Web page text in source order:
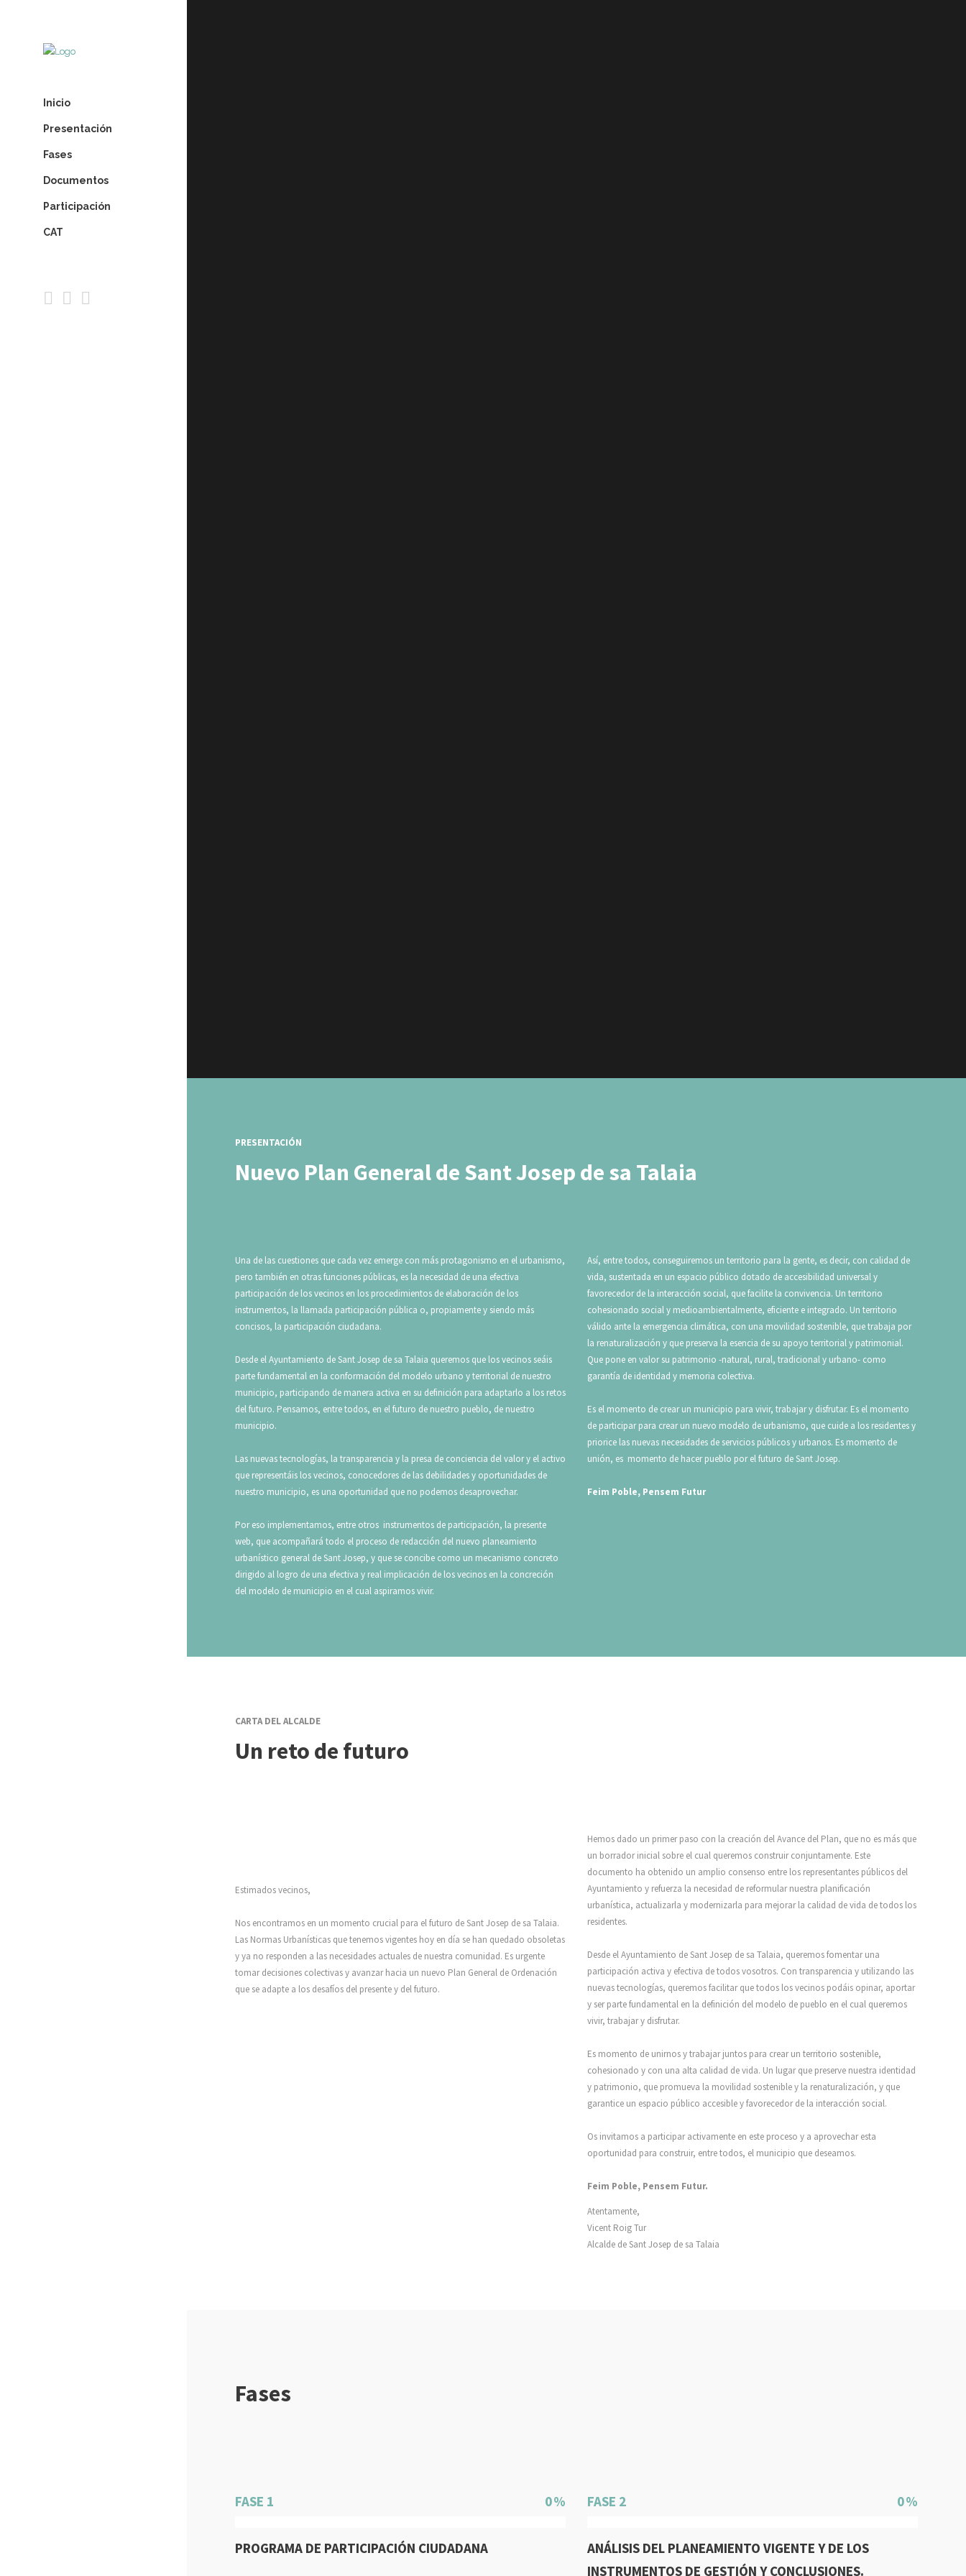
Inicio
Presentación
Fases
Documentos
Participación
CAT
PRESENTACIÓN
Nuevo Plan General de Sant Josep de sa Talaia
Una de las cuestiones que cada vez emerge con más protagonismo en el urbanismo,
pero también en otras funciones públicas, es la necesidad de una efectiva
participación de los vecinos en los procedimientos de elaboración de los
instrumentos, la llamada participación pública o, propiamente y siendo más
concisos, la participación ciudadana.
Desde el Ayuntamiento de Sant Josep de sa Talaia queremos que los vecinos seáis
parte fundamental en la conformación del modelo urbano y territorial de nuestro
municipio, participando de manera activa en su definición para adaptarlo a los retos
del futuro. Pensamos, entre todos, en el futuro de nuestro pueblo, de nuestro
municipio.
Las nuevas tecnologías, la transparencia y la presa de conciencia del valor y el activo
que representáis los vecinos, conocedores de las debilidades y oportunidades de
nuestro municipio, es una oportunidad que no podemos desaprovechar.
Por eso implementamos, entre otros instrumentos de participación, la presente
web, que acompañará todo el proceso de redacción del nuevo planeamiento
urbanístico general de Sant Josep, y que se concibe como un mecanismo concreto
dirigido al logro de una efectiva y real implicación de los vecinos en la concreción
del modelo de municipio en el cual aspiramos vivir.
Así, entre todos, conseguiremos un territorio para la gente, es decir, con calidad de
vida, sustentada en un espacio público dotado de accesibilidad universal y
favorecedor de la interacción social, que facilite la convivencia. Un territorio
cohesionado social y medioambientalmente, eficiente e integrado. Un territorio
válido ante la emergencia climática, con una movilidad sostenible, que trabaja por
la renaturalización y que preserva la esencia de su apoyo territorial y patrimonial.
Que pone en valor su patrimonio -natural, rural, tradicional y urbano- como
garantía de identidad y memoria colectiva.
Es el momento de crear un municipio para vivir, trabajar y disfrutar. Es el momento
de participar para crear un nuevo modelo de urbanismo, que cuide a los residentes y
priorice las nuevas necesidades de servicios públicos y urbanos. Es momento de
unión, es momento de hacer pueblo por el futuro de Sant Josep.
Feim Poble, Pensem Futur
CARTA DEL ALCALDE
Un reto de futuro
Estimados vecinos,
Nos encontramos en un momento crucial para el futuro de Sant Josep de sa Talaia.
Las Normas Urbanísticas que tenemos vigentes hoy en día se han quedado obsoletas
y ya no responden a las necesidades actuales de nuestra comunidad. Es urgente
tomar decisiones colectivas y avanzar hacia un nuevo Plan General de Ordenación
que se adapte a los desafíos del presente y del futuro.
Hemos dado un primer paso con la creación del Avance del Plan, que no es más que
un borrador inicial sobre el cual queremos construir conjuntamente. Este
documento ha obtenido un amplio consenso entre los representantes públicos del
Ayuntamiento y refuerza la necesidad de reformular nuestra planificación
urbanística, actualizarla y modernizarla para mejorar la calidad de vida de todos los
residentes.
Desde el Ayuntamiento de Sant Josep de sa Talaia, queremos fomentar una
participación activa y efectiva de todos vosotros. Con transparencia y utilizando las
nuevas tecnologías, queremos facilitar que todos los vecinos podáis opinar, aportar
y ser parte fundamental en la definición del modelo de pueblo en el cual queremos
vivir, trabajar y disfrutar.
Es momento de unirnos y trabajar juntos para crear un territorio sostenible,
cohesionado y con una alta calidad de vida. Un lugar que preserve nuestra identidad
y patrimonio, que promueva la movilidad sostenible y la renaturalización, y que
garantice un espacio público accesible y favorecedor de la interacción social.
Os invitamos a participar activamente en este proceso y a aprovechar esta
oportunidad para construir, entre todos, el municipio que deseamos.
Feim Poble, Pensem Futur.
Atentamente,
Vicent Roig Tur
Alcalde de Sant Josep de sa Talaia
Fases
FASE 1 0
PROGRAMA DE PARTICIPACIÓN CIUDADANA
FASE 2 0
ANÁLISIS DEL PLANEAMIENTO VIGENTE Y DE LOS
INSTRUMENTOS DE GESTIÓN Y CONCLUSIONES.